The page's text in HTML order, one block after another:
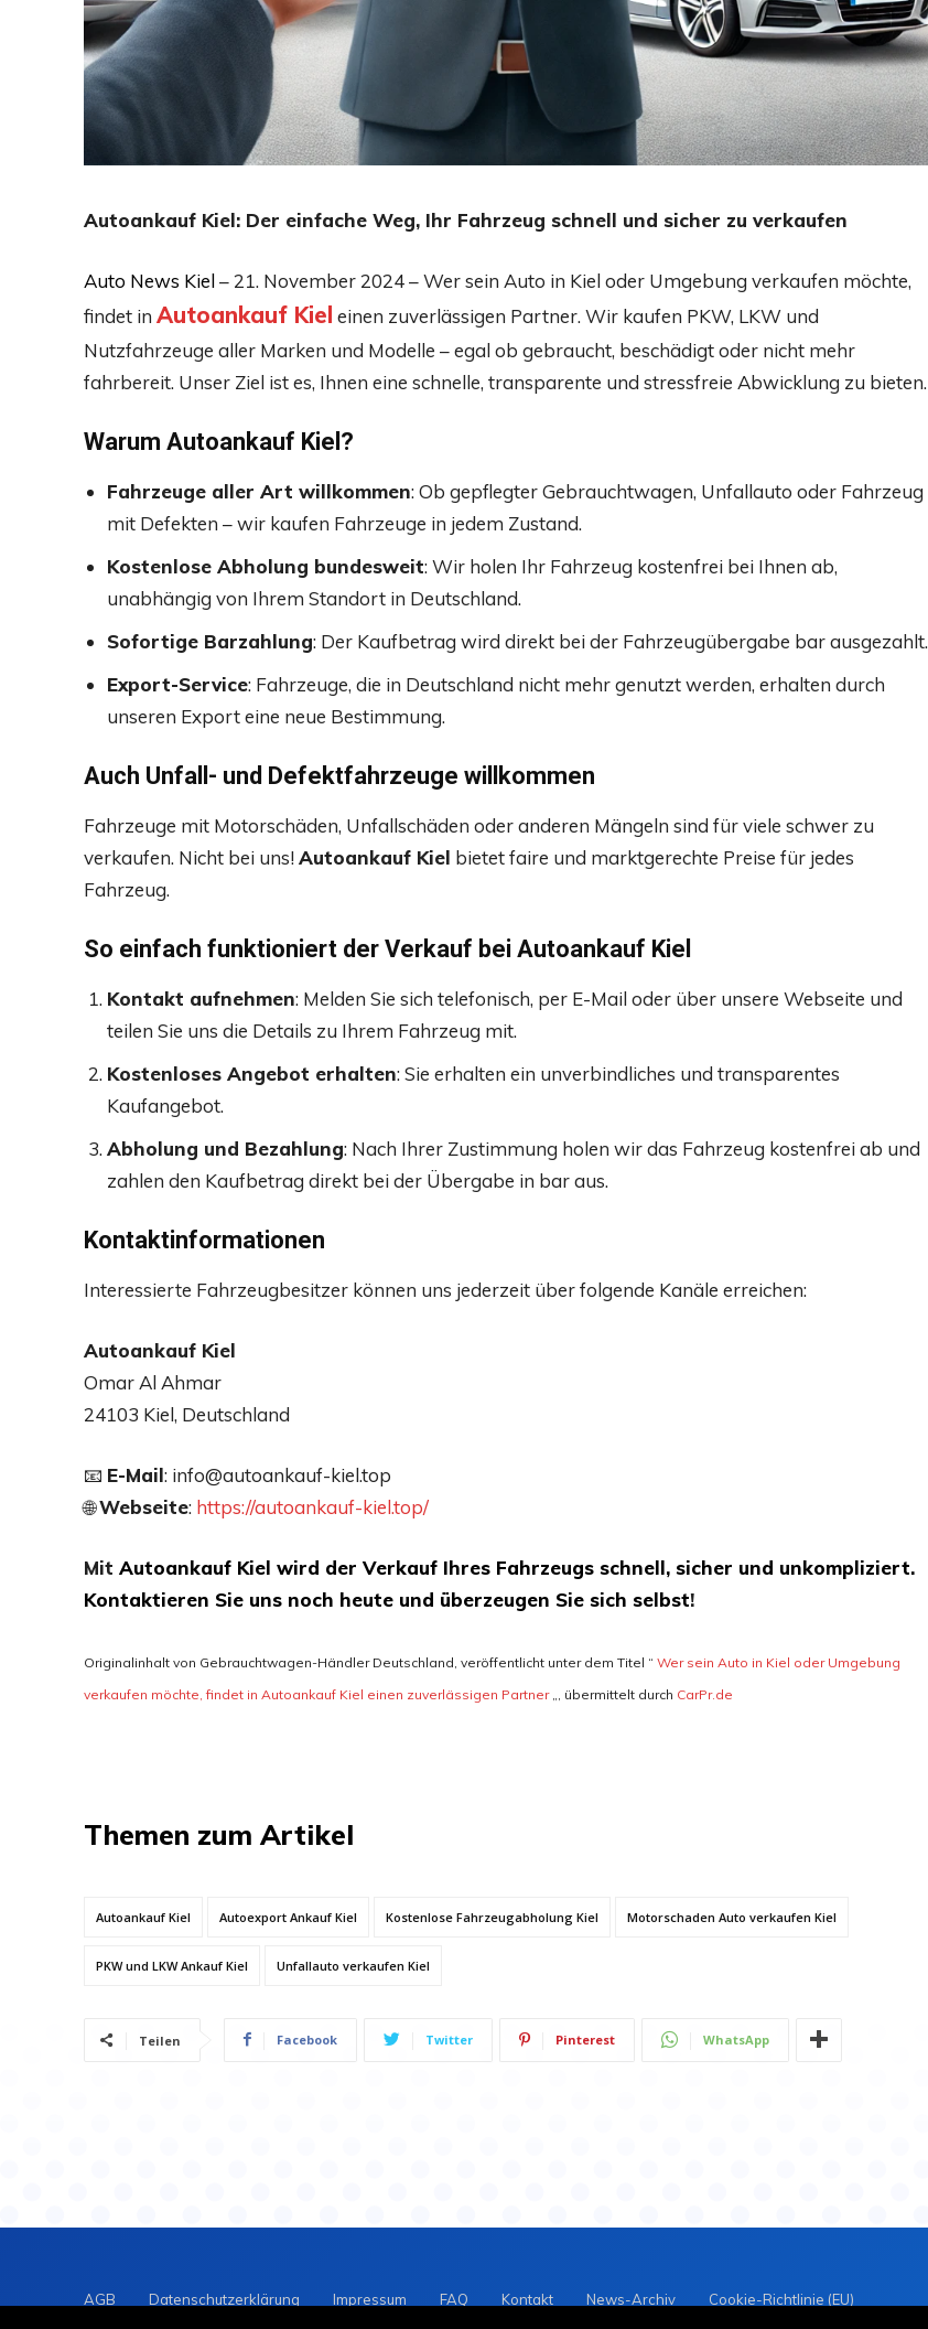
Autoankauf Kiel: Der einfache Weg, Ihr Fahrzeug schnell und sicher zu verkaufen
Auto News Kiel– 21. November 2024 – Wer sein Auto in Kiel oder Umgebung verkaufen möchte,
findet in Autoankauf Kiel einen zuverlässigen Partner. Wir kaufen PKW, LKW und
Nutzfahrzeuge aller Marken und Modelle – egal ob gebraucht, beschädigt oder nicht mehr
fahrbereit. Unser Ziel ist es, Ihnen eine schnelle, transparente und stressfreie Abwicklung zu bieten.
Warum Autoankauf Kiel?
Fahrzeuge aller Art willkommen: Ob gepflegter Gebrauchtwagen, Unfallauto oder Fahrzeug
mit Defekten – wir kaufen Fahrzeuge in jedem Zustand.
Kostenlose Abholung bundesweit: Wir holen Ihr Fahrzeug kostenfrei bei Ihnen ab,
unabhängig von Ihrem Standort in Deutschland.
Sofortige Barzahlung: Der Kaufbetrag wird direkt bei der Fahrzeugübergabe bar ausgezahlt.
Export-Service: Fahrzeuge, die in Deutschland nicht mehr genutzt werden, erhalten durch
unseren Export eine neue Bestimmung.
Auch Unfall- und Defektfahrzeuge willkommen
Fahrzeuge mit Motorschäden, Unfallschäden oder anderen Mängeln sind für viele schwer zu
verkaufen. Nicht bei uns!Autoankauf Kiel bietet faire und marktgerechte Preise für jedes
Fahrzeug.
So einfach funktioniert der Verkauf bei Autoankauf Kiel
Kontakt aufnehmen: Melden Sie sich telefonisch, per E-Mail oder über unsere Webseite und
teilen Sie uns die Details zu Ihrem Fahrzeug mit.
Kostenloses Angebot erhalten: Sie erhalten ein unverbindliches und transparentes
Kaufangebot.
Abholung und Bezahlung: Nach Ihrer Zustimmung holen wir das Fahrzeug kostenfrei ab und
zahlen den Kaufbetrag direkt bei der Übergabe in bar aus.
Kontaktinformationen
Interessierte Fahrzeugbesitzer können uns jederzeit über folgende Kanäle erreichen:
Autoankauf Kiel
Omar Al Ahmar
24103 Kiel, Deutschland
📧 E-Mail: info@autoankauf-kiel.top
🌐Webseite: https://autoankauf-kiel.top/
Mit Autoankauf Kiel wird der Verkauf Ihres Fahrzeugs schnell, sicher und unkompliziert.
Kontaktieren Sie uns noch heute und überzeugen Sie sich selbst!
Originalinhalt von Gebrauchtwagen-Händler Deutschland, veröffentlicht unter dem Titel “ Wer sein Auto in Kiel oder Umgebung
verkaufen möchte, findet in Autoankauf Kiel einen zuverlässigen Partner„, übermittelt durch CarPr.de
Themen zum Artikel
Autoankauf Kiel Autoexport Ankauf Kiel Kostenlose Fahrzeugabholung Kiel Motorschaden Auto verkaufen Kiel
PKW und LKW Ankauf Kiel Unfallauto verkaufen Kiel
Teilen Facebook Twitter Pinterest WhatsApp
AGB Datenschutzerklärung Impressum FAQ Kontakt News-Archiv Cookie-Richtlinie (EU)